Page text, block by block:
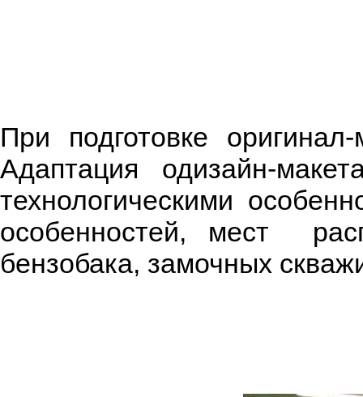
При подготовке
Адаптация одизайн-
технологическими
особенностей, мест
бензобака, замочных